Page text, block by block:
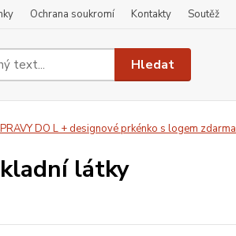
Ochrana soukromí Kontakty Soutěž
Hledat
DO L + designové prkénko s logem zdarma
látky